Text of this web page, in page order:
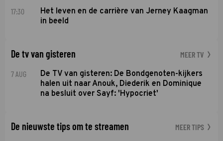
17:30
Het leven en de carrière van Jerney Kaagman
in beeld
De tv van gisteren MEER TV
7 AUG
De TV van gisteren: De Bondgenoten-kijkers
halen uit naar Anouk, Diederik en Dominique
na besluit over Sayf: 'Hypocriet'
De nieuwste tips om te streamen MEER TIPS